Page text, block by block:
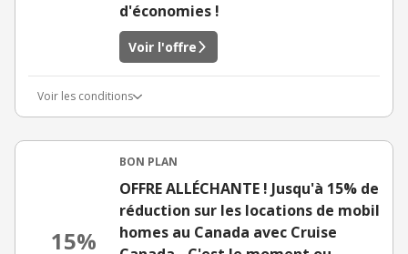
d'économies !
Voir l'offre
Voir les conditions
15%
BON PLAN
OFFRE ALLÉCHANTE ! Jusqu'à 15% de
réduction sur les locations de mobil
homes au Canada avec Cruise